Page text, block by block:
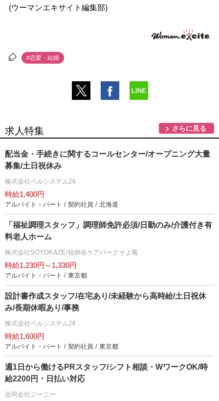
(ウーマンエキサイト編集部)
#恋愛・結婚
求人特集 さらに見る
配当金・手続きに関するコールセンター/オープニング大量
募集/土日祝休み
株式会社ベルシステム24
時給1,400円
アルバイト・パート / 契約社員 / 北海道
「福祉調理スタッフ」調理師免許必須/日勤のみ/介護付き有
料老人ホーム
株式会社SOYOKAZE/祖師谷ケアパークそよ風
時給1,230円～1,330円
アルバイト・パート / 東京都
設計書作成スタッフ/在宅あり/未経験から高時給/土日祝休
み/長期休暇あり/事務
株式会社ベルシステム24
時給1,600円
アルバイト・パート / 契約社員 / 東京都
週1日から働けるPRスタッフ/シフト相談・WワークOK/時
給2200円・日払い対応
合同会社ジーニー